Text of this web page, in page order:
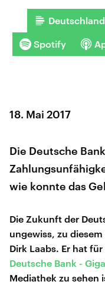
Spotify
18. Mai 2017
Die Deutsche
wie konnte das
Die Zukunft der
ungewiss, zu
Dirk Laabs. Er hat
Deutsche Bank -
Mediathek zu sehen